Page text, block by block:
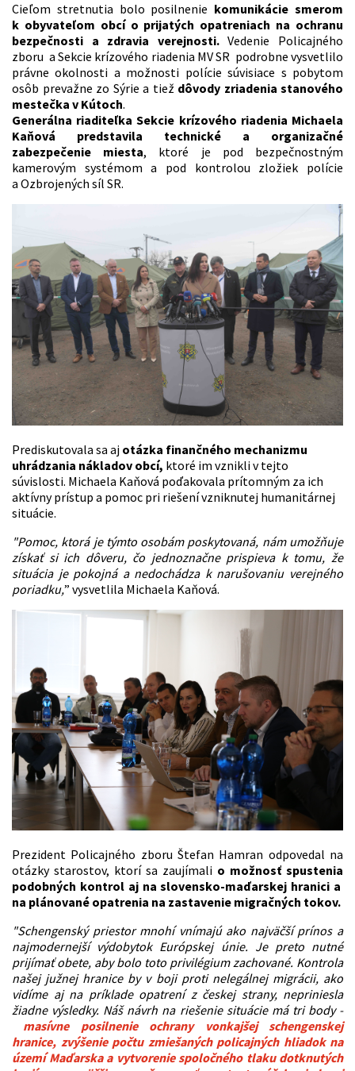
Cieľom stretnutia bolo posilnenie komunikácie smerom
k obyvateľom obcí o prijatých opatreniach na ochranu
bezpečnosti a zdravia verejnosti.Vedenie Policajného
zboru a Sekcie krízového riadenia MV SR podrobne vysvetlilo
právne okolnosti a možnosti polície súvisiace s pobytom
osôb prevažne zo Sýrie a tiež dôvody zriadenia stanového
mestečka v Kútoch.
Generálna riaditeľka Sekcie krízového riadenia Michaela
Kaňová predstavila technické a organizačné
zabezpečenie miesta, ktoré je pod bezpečnostným
kamerovým systémom a pod kontrolou zložiek polície
a Ozbrojených síl SR.
Prediskutovala sa aj otázka finančného mechanizmu
uhrádzania nákladov obcí, ktoré im vznikli v tejto
súvislosti. Michaela Kaňová poďakovala prítomným za ich
aktívny prístup a pomoc pri riešení vzniknutej humanitárnej
situácie.
"Pomoc, ktorá je týmto osobám poskytovaná, nám umožňuje
získať si ich dôveru, čo jednoznačne prispieva k tomu, že
situácia je pokojná a nedochádza k narušovaniu verejného
poriadku,” vysvetlila Michaela Kaňová.
Prezident Policajného zboru Štefan Hamran odpovedal na
otázky starostov, ktorí sa zaujímali o možnosť spustenia
podobných kontrol aj na slovensko-maďarskej hranici a
na plánované opatrenia na zastavenie migračných tokov.
"Schengenský priestor mnohí vnímajú ako najväčší prínos a
najmodernejší výdobytok Európskej únie. Je preto nutné
prijímať obete, aby bolo toto privilégium zachované. Kontrola
našej južnej hranice by v boji proti nelegálnej migrácii, ako
vidíme aj na príklade opatrení z českej strany, nepriniesla
žiadne výsledky. Náš návrh na riešenie situácie má tri body -
masívne posilnenie ochrany vonkajšej schengenskej
hranice, zvýšenie počtu zmiešaných policajných hliadok na
území Maďarska a vytvorenie spoločného tlaku dotknutých